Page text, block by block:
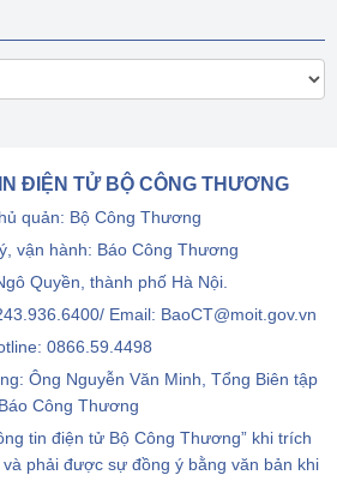
ĐIỆN TỬ BỘ CÔNG THƯƠNG
quản: Bộ Công Thương
vận hành: Báo Công Thương
Quyền, thành phố Hà Nội.
Email: BaoCT@moit.gov.vn
0866.59.4498
Ông Nguyễn Văn Minh, Tổng Biên tập
Báo Công Thương
tin điện tử Bộ Công Thương” khi trích
phải được sự đồng ý bằng văn bản khi